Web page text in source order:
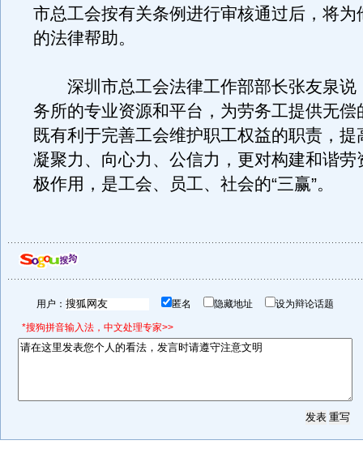
市总工会按有关条例进行审核通过后，将为
的法律帮助。
深圳市总工会法律工作部部长张友泉说
务所的专业资源和平台，为劳务工提供无偿
既有利于完善工会维护职工权益的职责，提
凝聚力、向心力、公信力，更对构建和谐劳
极作用，是工会、员工、社会的“三赢”。
用户： 匿名 隐藏地址 设为辩论话题
*搜狗拼音输入法，中文处理专家>>